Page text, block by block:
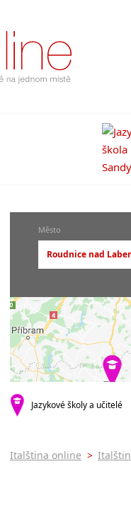
Město
Roudnice nad
pražské
Praha
Praha 1
Praha 2
Praha 3
Praha 5
Praha 8
Jazykové školy a učitelé
Italština online >